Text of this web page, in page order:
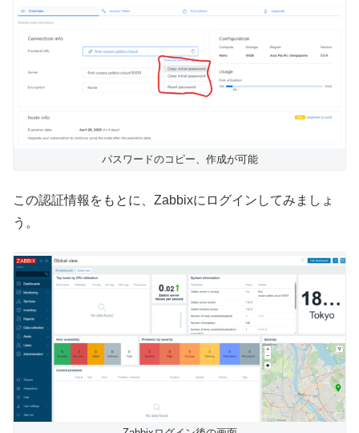
パスワードのコピー、作成が可能
この認証情報をもとに、Zabbixにログインしてみましょ
う。